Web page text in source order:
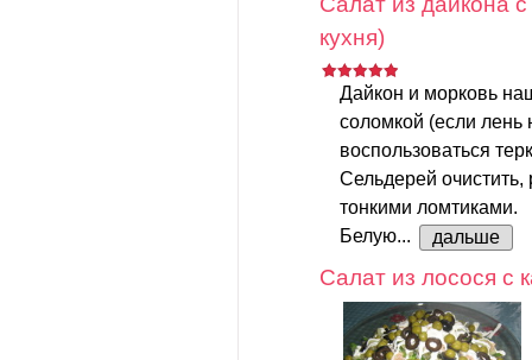
кухня)
Дайкон и морковь
соломкой (если лень
воспользоваться
Сельдерей очистить,
тонкими ломтиками.
Белую...
дальше
Салат из лосося с